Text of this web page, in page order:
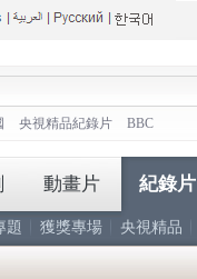
央視精品紀錄片 BBC
動畫片 紀錄片
題 獲獎專場 央視精品